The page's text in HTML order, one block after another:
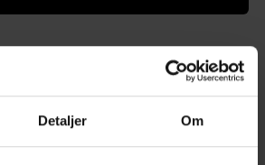
Detaljer Om